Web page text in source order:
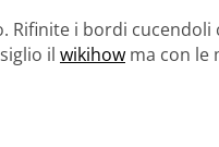
Rifinite i bordi cucendoli
il wikihow ma con le